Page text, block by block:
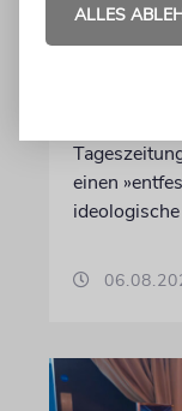
Eine
Nach 41
Journalist
einen
ALLES